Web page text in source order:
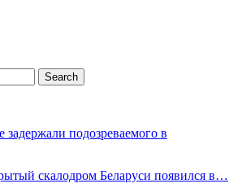
подозреваемого в
скалодром Беларуси появился в…